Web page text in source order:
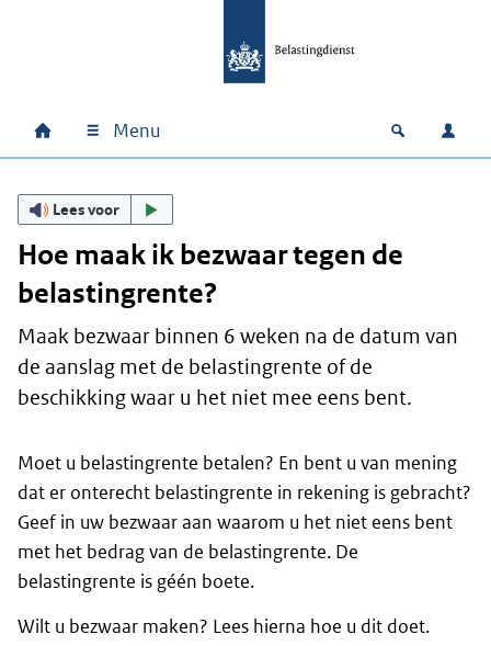
Hoofdnavigatie
Home Menu Open
Lees voor
Hoe maak ik bezwaar tegen de
belastingrente?
Maak bezwaar binnen 6 weken na de datum van
de aanslag met de belastingrente of de
beschikking waar u het niet mee eens bent.
Moet u belastingrente betalen? En bent u van mening
dat er onterecht belastingrente in rekening is gebracht?
Geef in uw bezwaar aan waarom u het niet eens bent
met het bedrag van de belastingrente. De
belastingrente is géén boete.
Wilt u bezwaar maken? Lees hierna hoe u dit doet.